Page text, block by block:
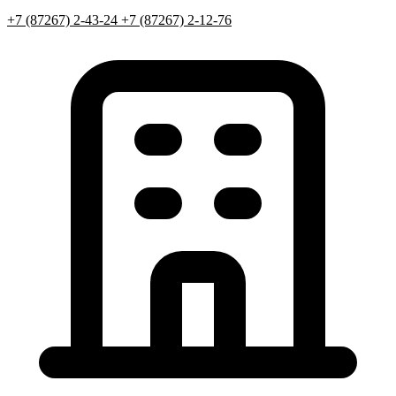
+7 (87267) 2-43-24 +7 (87267) 2-12-76